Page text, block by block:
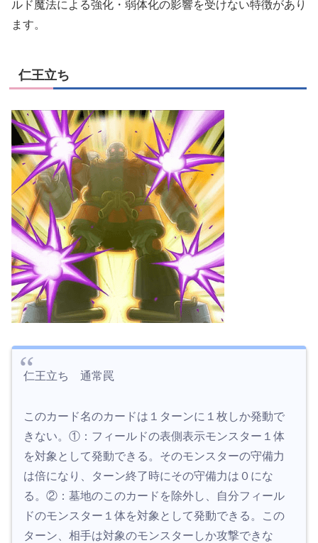
ルド魔法による強化・弱体化の影響を受けない特徴があり
ます。
仁王立ち
仁王立ち 通常罠
このカード名のカードは１ターンに１枚しか発動で
きない。①：フィールドの表側表示モンスター１体
を対象として発動できる。そのモンスターの守備力
は倍になり、ターン終了時にその守備力は０にな
る。②：墓地のこのカードを除外し、自分フィール
ドのモンスター１体を対象として発動できる。この
ターン、相手は対象のモンスターしか攻撃できな